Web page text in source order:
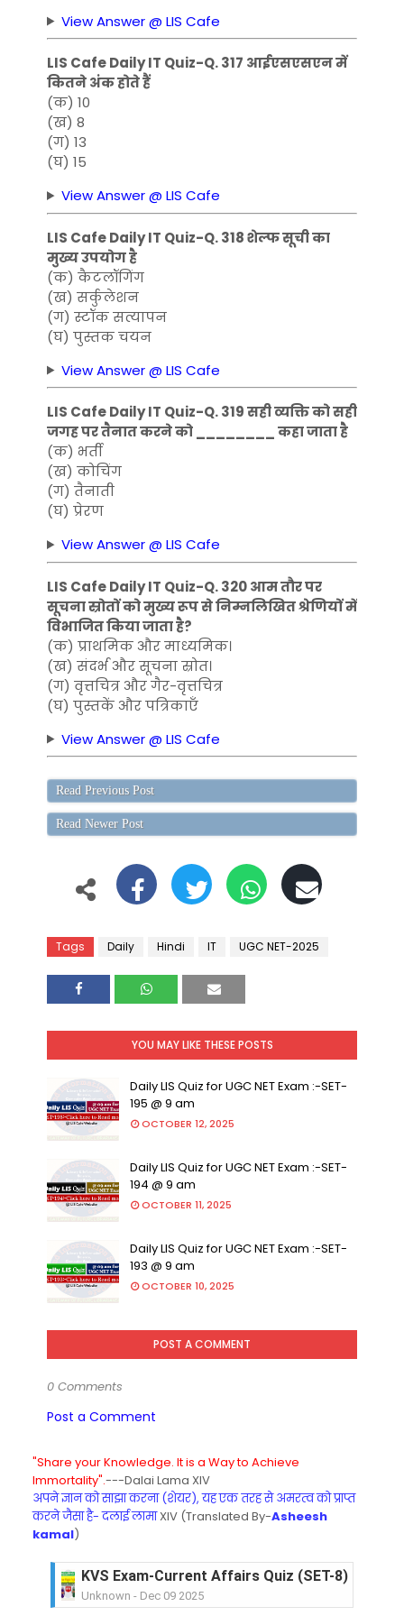
View Answer @ LIS Cafe
LIS Cafe Daily IT Quiz-Q. 317 आईएसएसएन में
कितने अंक होते हैं
(क) 10
(ख) 8
(ग) 13
(घ) 15
View Answer @ LIS Cafe
LIS Cafe Daily IT Quiz-Q. 318 शेल्फ सूची का
मुख्य उपयोग है
(क) कैटलॉगिंग
(ख) सर्कुलेशन
(ग) स्टॉक सत्यापन
(घ) पुस्तक चयन
View Answer @ LIS Cafe
LIS Cafe Daily IT Quiz-Q. 319 सही व्यक्ति को सही
जगह पर तैनात करने को ________ कहा जाता है
(क) भर्ती
(ख) कोचिंग
(ग) तैनाती
(घ) प्रेरण
View Answer @ LIS Cafe
LIS Cafe Daily IT Quiz-Q. 320 आम तौर पर
सूचना स्रोतों को मुख्य रूप से निम्नलिखित श्रेणियों में
विभाजित किया जाता है?
(क) प्राथमिक और माध्यमिक।
(ख) संदर्भ और सूचना स्रोत।
(ग) वृत्तचित्र और गैर-वृत्तचित्र
(घ) पुस्तकें और पत्रिकाएँ
View Answer @ LIS Cafe
Read Previous Post
Read Newer Post
Tags Daily Hindi IT UGC NET-2025
YOU MAY LIKE THESE POSTS
Daily LIS Quiz for UGC NET Exam :-SET-
195 @ 9 am
OCTOBER 12, 2025
Daily LIS Quiz for UGC NET Exam :-SET-
194 @ 9 am
OCTOBER 11, 2025
Daily LIS Quiz for UGC NET Exam :-SET-
193 @ 9 am
OCTOBER 10, 2025
POST A COMMENT
0 Comments
Post a Comment
"Share your Knowledge. It is a Way to Achieve
Immortality".---Dalai Lama XIV
अपने ज्ञान को साझा करना (शेयर), यह एक तरह से अमरत्व को प्राप्त
करने जैसा है- दलाई लामाXIV (Translated By-Asheesh
kamal)
KVS Exam-Current Affairs Quiz (SET-8) in
Unknown - Dec 09 2025